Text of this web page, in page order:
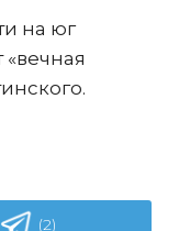
на юг
(2)